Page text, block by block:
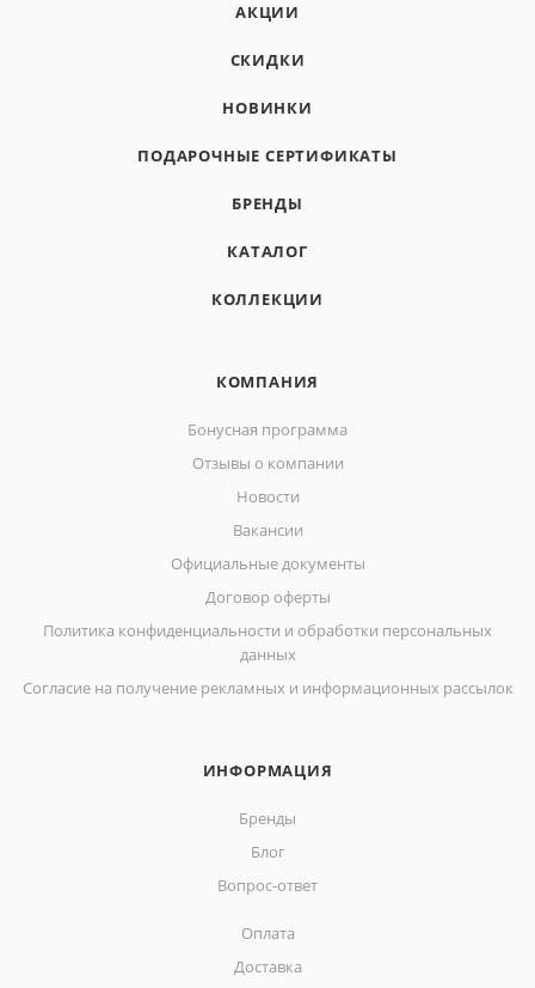
АКЦИИ
СКИДКИ
НОВИНКИ
ПОДАРОЧНЫЕ СЕРТИФИКАТЫ
БРЕНДЫ
КАТАЛОГ
КОЛЛЕКЦИИ
КОМПАНИЯ
Бонусная программа
Отзывы о компании
Новости
Вакансии
Официальные документы
Договор оферты
Политика конфиденциальности и обработки персональных
данных
Согласие на получение рекламных и информационных рассылок
ИНФОРМАЦИЯ
Бренды
Блог
Вопрос-ответ
Оплата
Доставка